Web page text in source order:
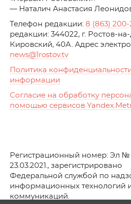
— Наталич Анастасия
Телефон редакции: 8 (863) 200-
редакции: 344022, г. Ростов-
Кировский, 40А. Адрес
news@1rostov.tv
Политика
информации
Согласие на обработку
помощью сервисов
Регистрационный номер: Эл №
23.03.2021., зарегистрировано
Федеральной службой по
информационных технологий
коммуникаций.